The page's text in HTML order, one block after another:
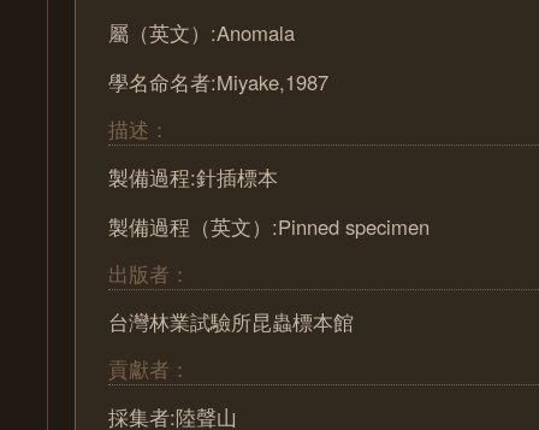
屬（英文）:Anomala
學名命名者:Miyake,1987
描述：
製備過程:針插標本
製備過程（英文）:Pinned specimen
出版者：
台灣林業試驗所昆蟲標本館
貢獻者：
採集者:陸聲山